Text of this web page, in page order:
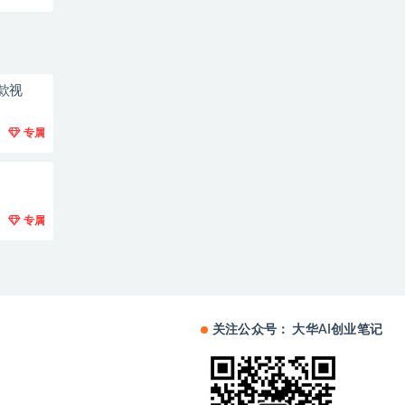
视
专属
专属
关注公众号： 大华AI创业笔记